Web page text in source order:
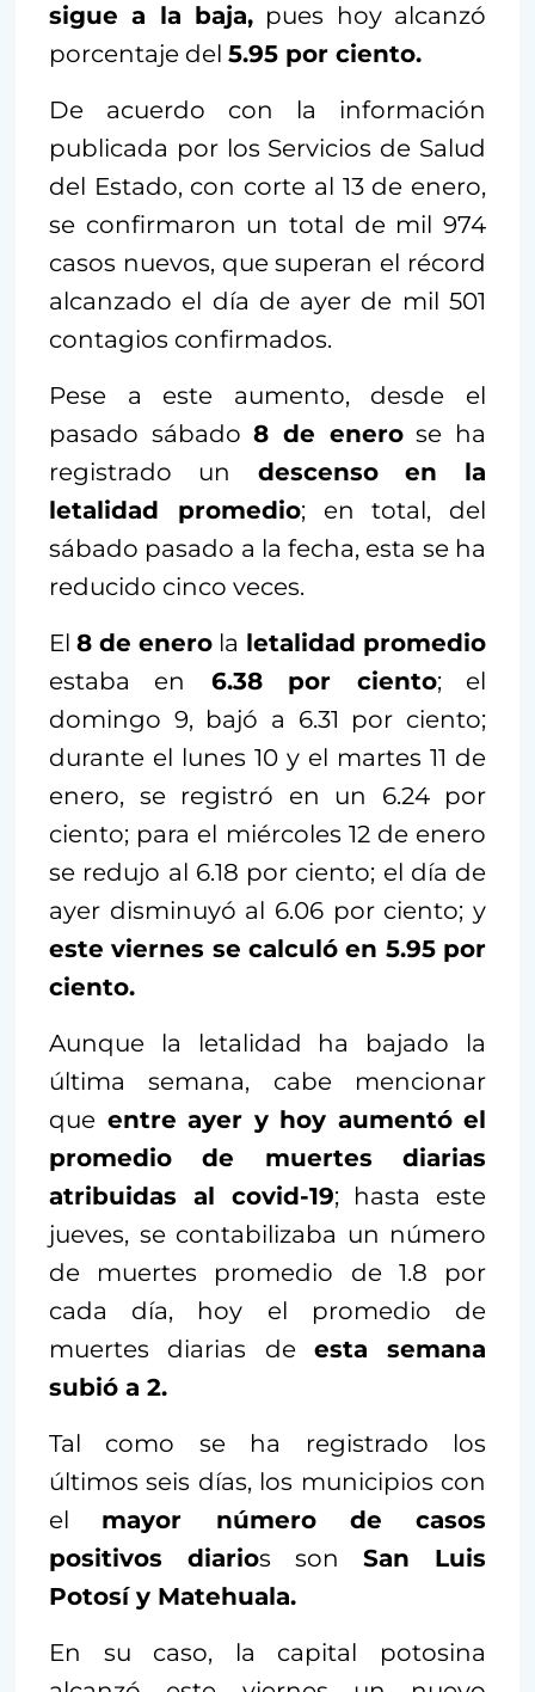
sigue a la baja, pues hoy alcanzó
porcentaje del 5.95 por ciento.
De acuerdo con la información
publicada por los Servicios de Salud
del Estado, con corte al 13 de enero,
se confirmaron un total de mil 974
casos nuevos, que superan el récord
alcanzado el día de ayer de mil 501
contagios confirmados.
Pese a este aumento, desde el
pasado sábado8 de enerose ha
registrado un descenso en la
letalidad promedio; en total, del
sábado pasado a la fecha, esta se ha
reducido cinco veces.
El 8 de enero la letalidad promedio
estaba en
6.38 por ciento; el
domingo 9, bajó a 6.31 por ciento;
durante el lunes 10 y el martes 11 de
enero, se registró en un 6.24 por
ciento; para el miércoles 12 de enero
se redujo al 6.18 por ciento; el día de
ayer disminuyó al 6.06 por ciento; y
este viernes se calculó en 5.95 por
ciento.
Aunque la letalidad ha bajado la
última semana, cabe mencionar
que entre ayer y hoy aumentó el
promedio de muertes diarias
atribuidas al covid-19; hasta este
jueves, se contabilizaba un número
de muertes promedio de 1.8 por
cada día, hoy el promedio de
muertes diarias de esta semana
subió a 2.
Tal como se ha registrado los
últimos seis días, los municipios con
el mayor número de casos
positivos diarios son San Luis
Potosí y Matehuala.
En su caso, la capital potosina